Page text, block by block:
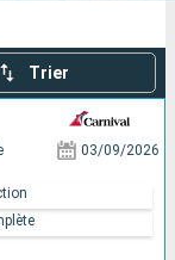
Trier
03/09/2026